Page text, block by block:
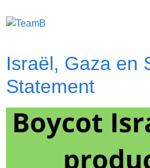
Israël, Gaza en
Statement